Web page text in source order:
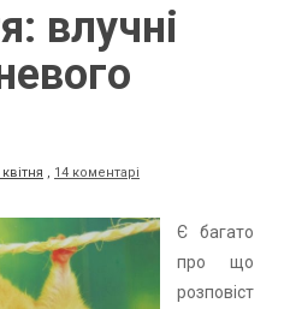
влучні
, 14 коментарі
Є багато
про що
розповіст